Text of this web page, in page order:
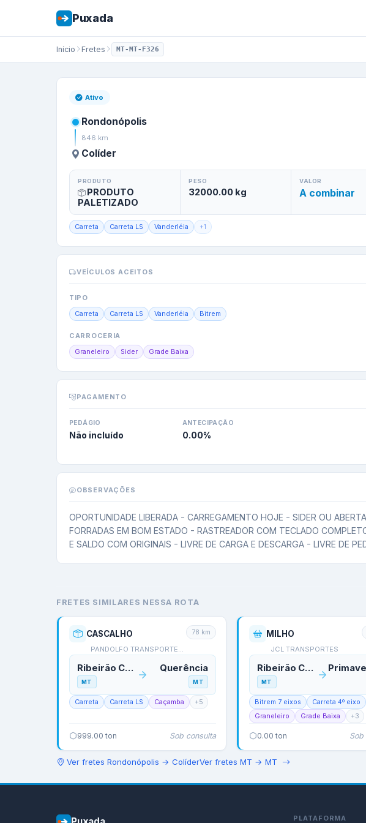
Puxada
Início Fretes MT-MT-F326
Frete de
Ativo
Rondonópolis
846 km
Colíder
PRODUTO
PRODUTO
PALETIZADO
PESO
32000.00 kg
VALOR
A combinar
Carreta Carreta LS Vanderléia +1
VEÍCULOS ACEITOS
TIPO
Carreta Carreta LS Vanderléia Bitrem
CARROCERIA
Graneleiro Sider Grade Baixa
PAGAMENTO
PEDÁGIO
Não incluído
ANTECIPAÇÃO
0.00%
OBSERVAÇÕES
OPORTUNIDADE LIBERADA - CARREGAMENTO HOJE - SIDER OU
FORRADAS EM BOM ESTADO - RASTREADOR COM TECLADO
E SALDO COM ORIGINAIS - LIVRE DE CARGA E DESCARGA - LIVRE DE
FRETES SIMILARES NESSA ROTA
CASCALHO
PANDOLFO TRANSPORTES E…
78 km
Ribeirão Cascalheira
MT
Querência
MT
Carreta Carreta LS Caçamba +5
999.00 ton Sob consulta
MILHO
JCL TRANSPORTES
Ribeirão Cascalheira
MT
Bitrem 7 eixos
Carreta 4º eixo
Graneleiro
Grade Baixa +3
0.00 ton Sob
Ver fretes Rondonópolis → ColíderVer fretes MT → MT
PLATAFORMA